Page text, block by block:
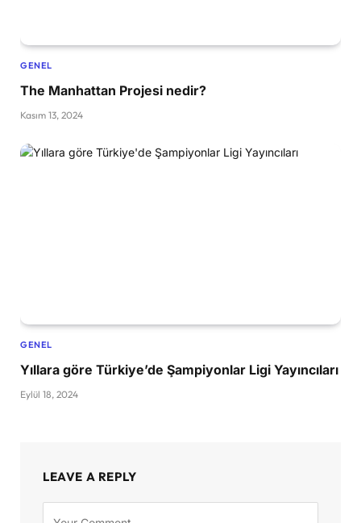
GENEL
The Manhattan Projesi nedir?
Kasım 13, 2024
GENEL
Yıllara göre Türkiye’de Şampiyonlar Ligi Yayıncıları
Eylül 18, 2024
LEAVE A REPLY